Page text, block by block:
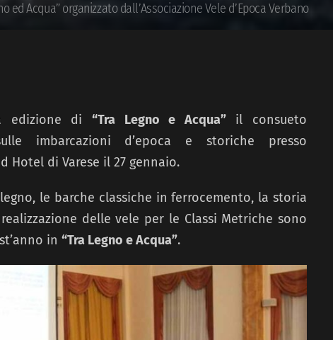
ed Acqua” organizzato dall’Associazione Vele d’Epoca Verbano
edizione di“Tra Legno e Acqua”il consueto
imbarcazioni d’epoca e storiche presso
Hotel di Varese il 27 gennaio.
le barche classiche in ferrocemento, la storia
delle vele per le Classi Metriche sono
in “Tra Legno e Acqua”.